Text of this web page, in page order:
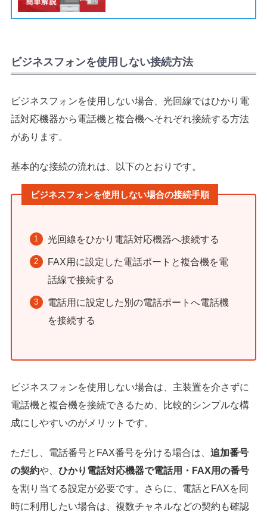
ビジネスフォンを使用しない接続方法
ビジネスフォンを使用しない場合、光回線ではひかり電
話対応機器から電話機と複合機へそれぞれ接続する方法
があります。
基本的な接続の流れは、以下のとおりです。
ビジネスフォンを使用しない場合の接続手順
光回線をひかり電話対応機器へ接続する
FAX用に設定した電話ポートと複合機を電
話線で接続する
電話用に設定した別の電話ポートへ電話機
を接続する
ビジネスフォンを使用しない場合は、主装置を介さずに
電話機と複合機を接続できるため、比較的シンプルな構
成にしやすいのがメリットです。
ただし、電話番号とFAX番号を分ける場合は、 追加番号
の契約や、 ひかり電話対応機器で電話用・FAX用の番号
を割り当てる設定が必要です。さらに、電話とFAXを同
時に利用したい場合は、複数チャネルなどの契約も確認